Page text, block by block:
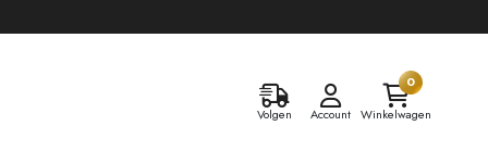
Volgen Account
0
Winkelwagen